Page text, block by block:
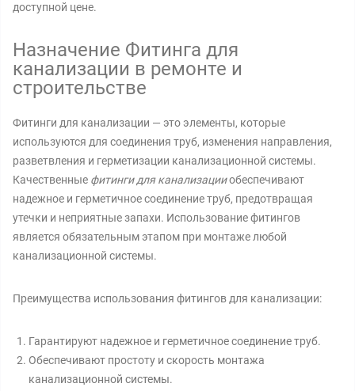
доступной цене.
Назначение Фитинга для
канализации в ремонте и
строительстве
Фитинги для канализации — это элементы, которые
используются для соединения труб, изменения направления,
разветвления и герметизации канализационной системы.
Качественные фитинги для канализацииобеспечивают
надежное и герметичное соединение труб, предотвращая
утечки и неприятные запахи. Использование фитингов
является обязательным этапом при монтаже любой
канализационной системы.
Преимущества использования фитингов для канализации:
Гарантируют надежное и герметичное соединение труб.
Обеспечивают простоту и скорость монтажа
канализационной системы.